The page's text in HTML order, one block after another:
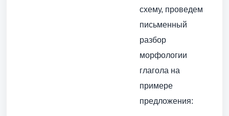
схему, проведем
письменный
разбор
морфологии
глагола на
примере
предложения: